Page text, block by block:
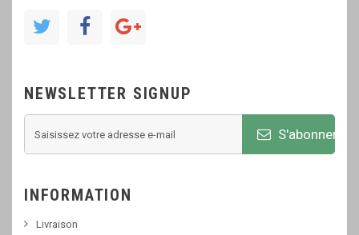
NEWSLETTER SIGNUP
S'abonner
INFORMATION
Livraison